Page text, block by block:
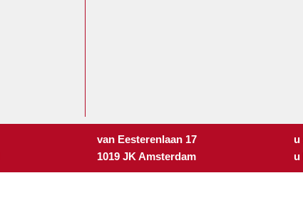
van Eesterenlaan 17
1019 JK Amsterdam
u
u